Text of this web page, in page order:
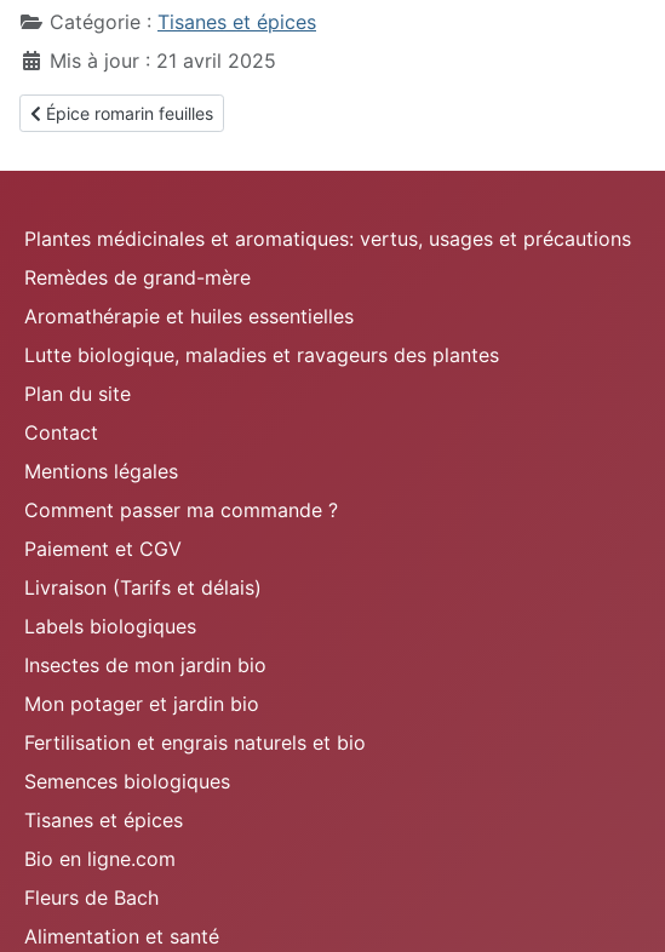
Catégorie : Tisanes et épices
Mis à jour : 21 avril 2025
Article précédent : Épice romarin feuilles
Épice romarin feuilles
Plantes médicinales et aromatiques: vertus, usages et précautions
Remèdes de grand-mère
Aromathérapie et huiles essentielles
Lutte biologique, maladies et ravageurs des plantes
Plan du site
Contact
Mentions légales
Comment passer ma commande ?
Paiement et CGV
Livraison (Tarifs et délais)
Labels biologiques
Insectes de mon jardin bio
Mon potager et jardin bio
Fertilisation et engrais naturels et bio
Semences biologiques
Tisanes et épices
Bio en ligne.com
Fleurs de Bach
Alimentation et santé